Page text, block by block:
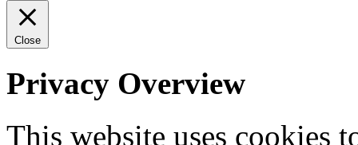
Close
Privacy Overview
This website uses cookies